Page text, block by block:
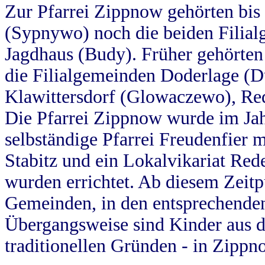
Zur Pfarrei Zippnow gehörten
(Sypnywo) noch die beiden
Jagdhaus (Budy). Früher
die Filialgemeinden Doderlage
Klawittersdorf (Glowaczewo),
Die Pfarrei Zippnow wurde im
selbständige Pfarrei Freudenfier
Stabitz und ein Lokalvikariat
wurden errichtet. Ab diesem
Gemeinden, in den
Übergangsweise sind Kinder aus
traditionellen Gründen - in